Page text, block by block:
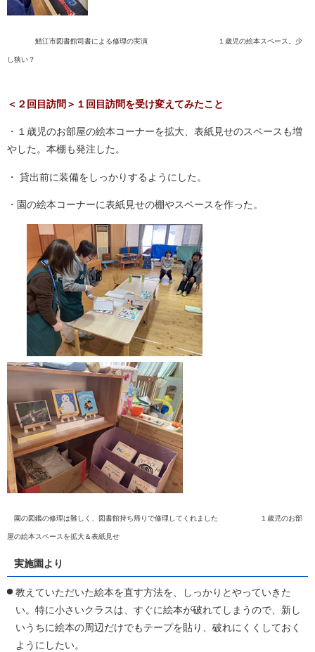
鯖江市図書館司書による修理の実演 １歳児の絵本スペース。少
し狭い？
＜２回目訪問＞１回目訪問を受け変えてみたこと
・１歳児のお部屋の絵本コーナーを拡大、表紙見せのスペースも増
やした。本棚も発注した。
・ 貸出前に装備をしっかりするようにした。
・園の絵本コーナーに表紙見せの棚やスペースを作った。
園の図鑑の修理は難しく、図書館持ち帰りで修理してくれました １歳児のお部
屋の絵本スペースを拡大＆表紙見せ
実施園より
教えていただいた絵本を直す方法を、しっかりとやっていきた
い。特に小さいクラスは、すぐに絵本が破れてしまうので、新し
いうちに絵本の周辺だけでもテープを貼り、破れにくくしておく
ようにしたい。